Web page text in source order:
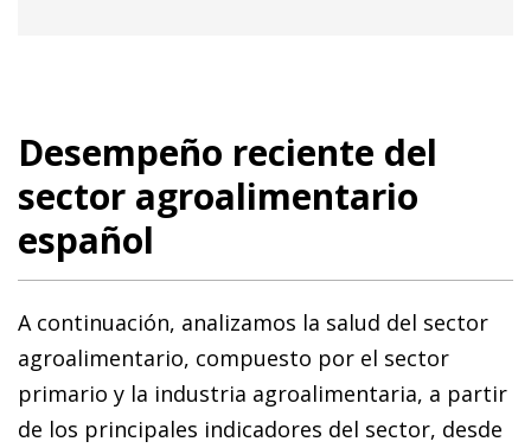
Desempeño reciente del
sector agroalimentario
español
A continuación, analizamos la salud del sector
agroalimentario, compuesto por el sector
primario y la industria agroalimentaria, a partir
de los principales indicadores del sector, desde